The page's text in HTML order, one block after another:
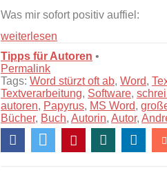
Was mir sofort positiv auffiel:
weiterlesen
Tipps für Autoren •
Permalink
Tags: Word stürzt oft ab, Word,
Textverarbeitung, Software,
autoren, Papyrus, MS Word,
Bücher, Buch, Autorin, Autor,